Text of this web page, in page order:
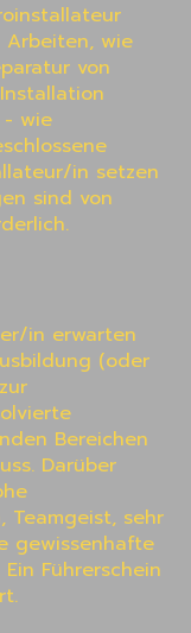
wie
von
- wie
in setzen
sind von
in erwarten
(oder
Bereichen
Darüber
Teamgeist, sehr
gewissenhafte
Führerschein